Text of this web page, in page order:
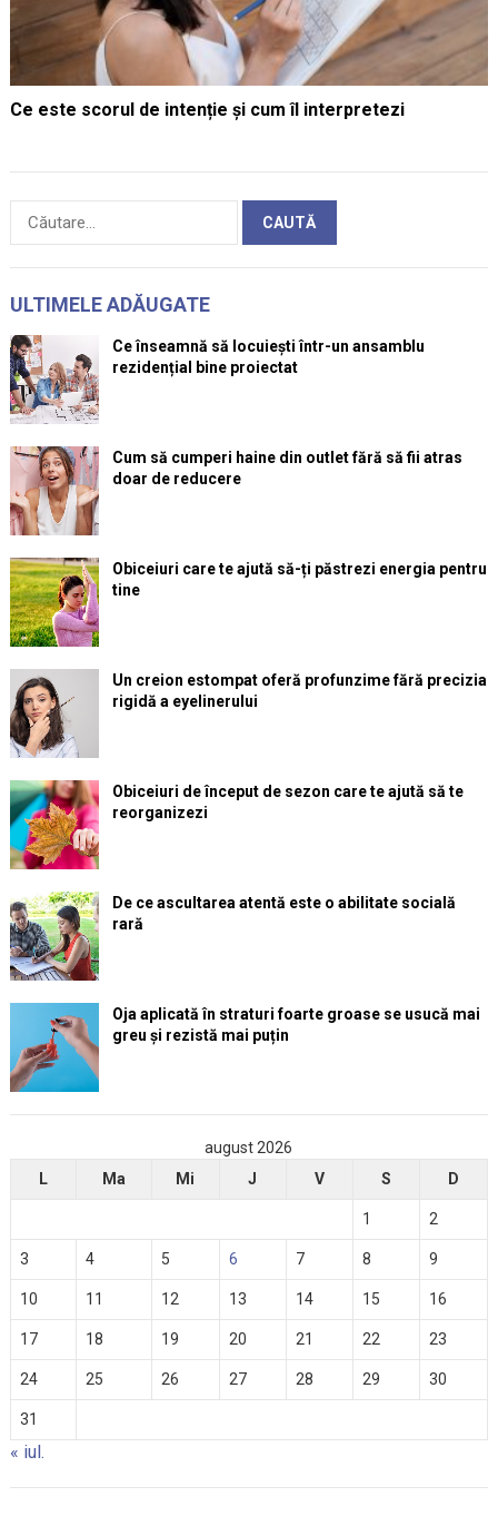
Ce este scorul de intenție și cum îl interpretezi
Caută
ULTIMELE ADĂUGATE
Ce înseamnă să locuiești într-un ansamblu
rezidențial bine proiectat
Cum să cumperi haine din outlet fără să fii atras
doar de reducere
Obiceiuri care te ajută să-ți păstrezi energia pentru
tine
Un creion estompat oferă profunzime fără precizia
rigidă a eyelinerului
Obiceiuri de început de sezon care te ajută să te
reorganizezi
De ce ascultarea atentă este o abilitate socială
rară
Oja aplicată în straturi foarte groase se usucă mai
greu și rezistă mai puțin
august 2026
L
Ma Mi J V S D
1 2
3 4 5 6 7 8 9
10 11 12 13 14 15 16
17 18 19 20 21 22 23
24 25 26 27 28 29 30
31
« iul.